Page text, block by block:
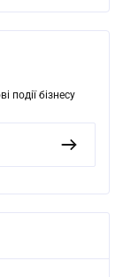
події бізнесу